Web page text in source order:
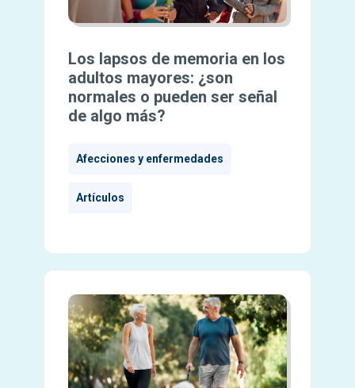
Los lapsos de memoria en los
adultos mayores: ¿son
normales o pueden ser señal
de algo más?
Afecciones y enfermedades
Artículos